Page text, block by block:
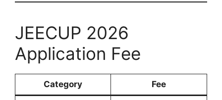
JEECUP 2026
Application Fee
Category Fee